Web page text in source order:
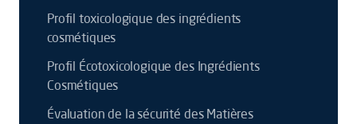
Profil toxicologique des ingrédients
cosmétiques
Profil Écotoxicologique des Ingrédients
Cosmétiques
Évaluation de la sécurité des Matières